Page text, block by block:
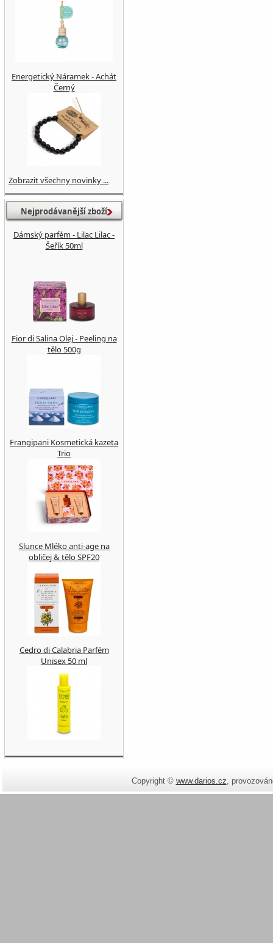
Energetický Náramek - Achát
Černý
Zobrazit všechny novinky ...
Nejprodávanější zboží
Dámský parfém - Lilac Lilac -
Šeřík 50ml
Fior di Salina Olej - Peeling na
tělo 500g
Frangipani Kosmetická kazeta
Trio
Slunce Mléko anti-age na
obličej & tělo SPF20
Cedro di Calabria Parfém
Unisex 50 ml
Copyright © www.darios.cz,